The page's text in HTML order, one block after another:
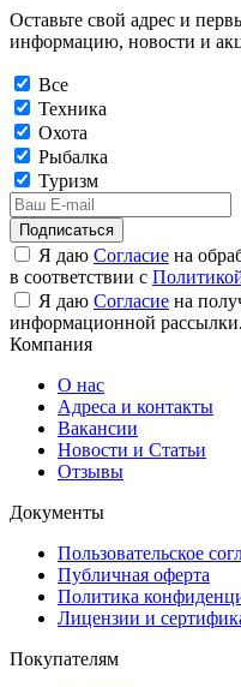
Оставьте свой адрес и
информацию, новости и
Все
Техника
Охота
Рыбалка
Туризм
Подписаться
Я даю Согласие на
в соответствии с
Я даю Согласие на
информационной рассылки.
Компания
О нас
Адреса и контакты
Вакансии
Новости и Статьи
Отзывы
Документы
Пользовательское
Публичная оферта
Политика
Лицензии и
Покупателям